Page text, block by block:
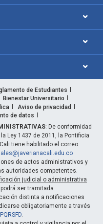
de Estudiantes
Bienestar Universitario
Aviso de privacidad
de datos
: De conformidad
Ley 1437 de 2011, la Pontificia
tiene habilitado el correo
de actos administrativos y
autoridades competentes.
judicial o administrativa
ser tramitada.
distinta a notificaciones
obligatoriamente a través
.